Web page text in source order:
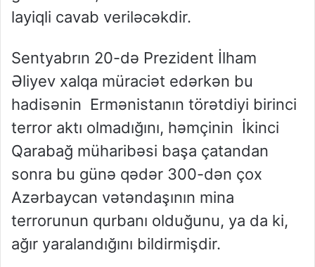
layiqli cavab veriləcəkdir.
Sentyabrın 20-də Prezident İlham
Əliyev xalqa müraciət edərkən bu
hadisənin Ermənistanın törətdiyi birinci
terror aktı olmadığını, həmçinin İkinci
Qarabağ müharibəsi başa çatandan
sonra bu günə qədər 300-dən çox
Azərbaycan vətəndaşının mina
terrorunun qurbanı olduğunu, ya da ki,
ağır yaralandığını bildirmişdir.